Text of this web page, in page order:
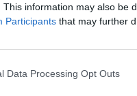
This information may also be
Participants that may further
Data Processing Opt Outs